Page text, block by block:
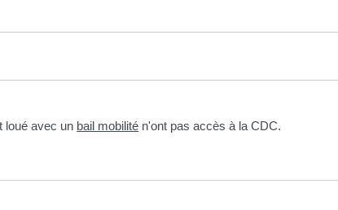
loué avec un bail mobilité n'ont pas accès à la CDC.